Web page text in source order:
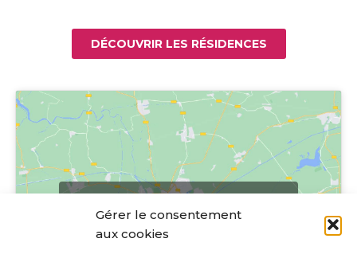
Gérer le consentement
aux cookies
DÉCOUVRIR LES RÉSIDENCES
Cliquez pour accepter les cookies
marketing et activer ce contenu